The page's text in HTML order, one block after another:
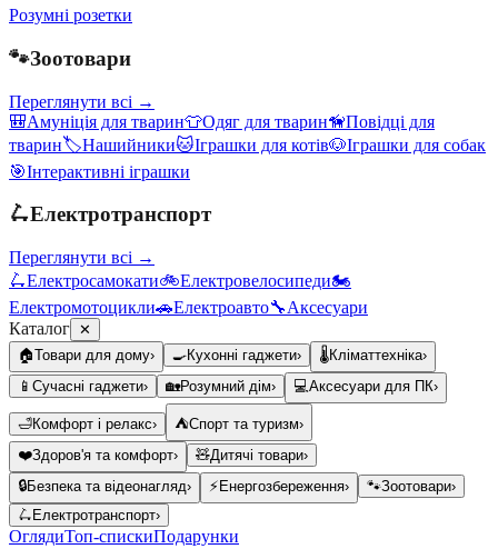
Розумні розетки
🐾Зоотовари
Переглянути всі →
🎒Амуніція для тварин👕Одяг для тварин🦮Повідці для
тварин🏷️Нашийники🐱Іграшки для котів🐶Іграшки для собак
🎯Інтерактивні іграшки
🛴Електротранспорт
Переглянути всі →
🛴Електросамокати🚲Електровелосипеди🏍️
Електромотоцикли🚗Електроавто🔧Аксесуари
Каталог ✕
🏠Товари для дому› 🍳Кухонні гаджети› 🌡️Кліматтехніка›
📱 Сучасні гаджети› 🏡Розумний дім› 💻Аксесуари для ПК›
🛁Комфорт і релакс› ⛺Спорт та туризм›
❤️Здоров'я та комфорт› 🧸Дитячі товари›
🔒Безпека та відеонагляд› ⚡ Енергозбереження› 🐾Зоотовари›
🛴 Електротранспорт›
ОглядиТоп-спискиПодарунки